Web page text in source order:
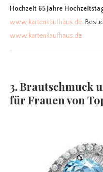
Hochzeit 65 Jahre
www.kartenkaufhaus.de.
www.kartenkaufhaus.de
3. Brautschmuck
für Frauen von